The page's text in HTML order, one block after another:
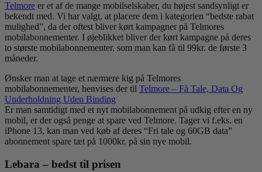
Telmore er et af de mange mobilselskaber, du højest sandsynligt er
bekendt med. Vi har valgt, at placere dem i kategorien “bedste rabat
mulighed”, da der oftest bliver kørt kampagner på Telmores
mobilabonnementer. I øjeblikket bliver der kørt kampagne på deres
to største mobilabonnementer, som man kan få til 99kr. de første 3
måneder.
Ønsker man at tage et nærmere kig på Telmores
mobilabonnementer, henvises der til Telmore – Få Tale, Data Og
Underholdning Uden Binding
Er man samtidigt med et nyt mobilabonnement på udkig efter en ny
mobil, er der også penge at spare ved Telmore. Tager vi f.eks. en
iPhone 13, kan man ved køb af deres “Fri tale og 60GB data”
abonnement spare tæt på 1000kr. på sin nye mobil.
Lebara – bedst til prisen